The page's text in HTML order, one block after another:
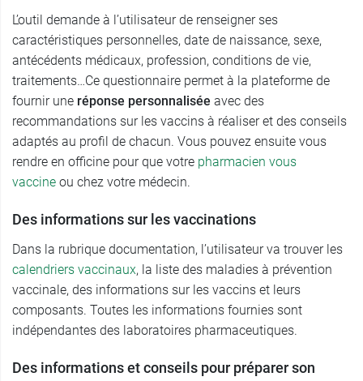
L’outil demande à l’utilisateur de renseigner ses
caractéristiques personnelles, date de naissance, sexe,
antécédents médicaux, profession, conditions de vie,
traitements…Ce questionnaire permet à la plateforme de
fournir une réponse personnalisée avec des
recommandations sur les vaccins à réaliser et des conseils
adaptés au profil de chacun. Vous pouvez ensuite vous
rendre en officine pour que votre pharmacien vous
vaccine ou chez votre médecin.
Des informations sur les vaccinations
Dans la rubrique documentation, l’utilisateur va trouver les
calendriers vaccinaux, la liste des maladies à prévention
vaccinale, des informations sur les vaccins et leurs
composants. Toutes les informations fournies sont
indépendantes des laboratoires pharmaceutiques.
Des informations et conseils pour préparer son